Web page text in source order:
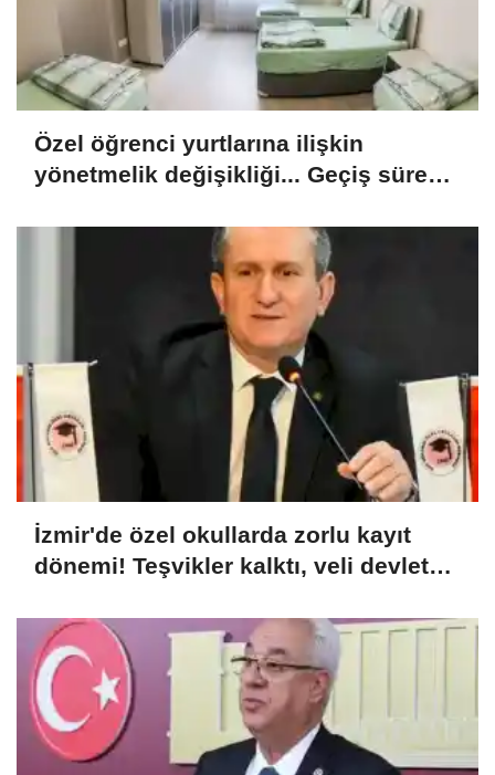
Özel öğrenci yurtlarına ilişkin
yönetmelik değişikliği... Geçiş süresi
İzmir'de özel okullarda zorlu kayıt
dönemi! Teşvikler kalktı, veli devlet